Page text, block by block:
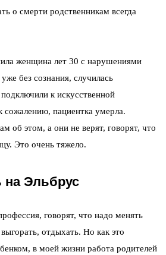
о смерти родственникам всегда
женщина лет 30 с нарушениями
без сознания, случилась
к искусственной
сожалению, пациентка умерла.
об этом, а они не верят, говорят, что
Это очень тяжело.
на Эльбрус
говорят, что надо менять
отдыхать. Но как это
в моей жизни работа родителей